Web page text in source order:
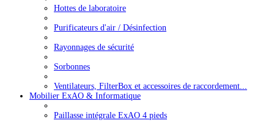
Hottes de laboratoire
Purificateurs d'air / Désinfection
Rayonnages de sécurité
Sorbonnes
Ventilateurs, FilterBox et accessoires de raccordement...
Mobilier ExAO & Informatique
Paillasse intégrale ExAO 4 pieds